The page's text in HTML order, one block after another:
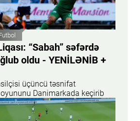
“Sabah” səfərdə
oldu - YENİLƏNİB +
üçüncü təsnifat
Danimarkada keçirib